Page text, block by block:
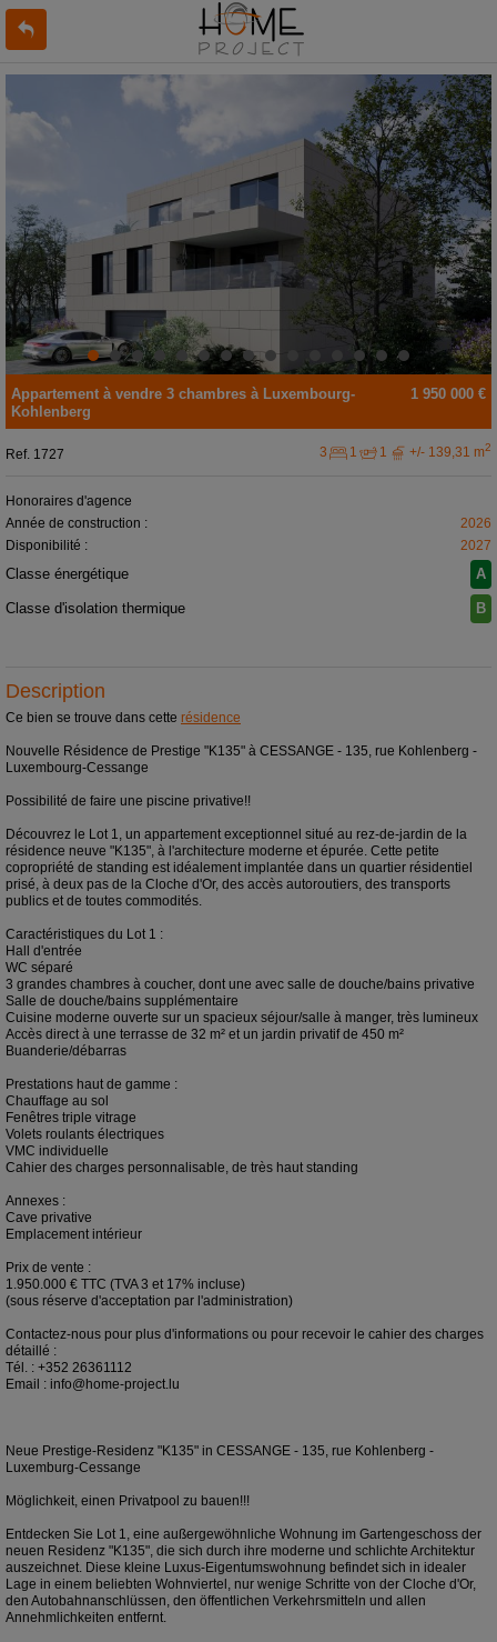
1 950 000 €
Appartement à vendre 3 chambres à Luxembourg-
Kohlenberg
Ref. 1727 3 1 1 +/- 139,31 m2
Honoraires d'agence
Année de construction :
2026
Disponibilité :
2027
Classe énergétique A
Classe d'isolation thermique B
Description
Ce bien se trouve dans cette résidence
Nouvelle Résidence de Prestige "K135" à CESSANGE - 135, rue Kohlenberg -
Luxembourg-Cessange
Possibilité de faire une piscine privative!!
Découvrez le Lot 1, un appartement exceptionnel situé au rez-de-jardin de la
résidence neuve "K135", à l'architecture moderne et épurée. Cette petite
copropriété de standing est idéalement implantée dans un quartier résidentiel
prisé, à deux pas de la Cloche d'Or, des accès autoroutiers, des transports
publics et de toutes commodités.
Caractéristiques du Lot 1 :
Hall d'entrée
WC séparé
3 grandes chambres à coucher, dont une avec salle de douche/bains privative
Salle de douche/bains supplémentaire
Cuisine moderne ouverte sur un spacieux séjour/salle à manger, très lumineux
Accès direct à une terrasse de 32 m² et un jardin privatif de 450 m²
Buanderie/débarras
Prestations haut de gamme :
Chauffage au sol
Fenêtres triple vitrage
Volets roulants électriques
VMC individuelle
Cahier des charges personnalisable, de très haut standing
Annexes :
Cave privative
Emplacement intérieur
Prix de vente :
1.950.000 € TTC (TVA 3 et 17% incluse)
(sous réserve d'acceptation par l'administration)
Contactez-nous pour plus d'informations ou pour recevoir le cahier des charges
détaillé :
Tél. : +352 26361112
Email : info@home-project.lu
Neue Prestige-Residenz "K135" in CESSANGE - 135, rue Kohlenberg -
Luxemburg-Cessange
Möglichkeit, einen Privatpool zu bauen!!!
Entdecken Sie Lot 1, eine außergewöhnliche Wohnung im Gartengeschoss der
neuen Residenz "K135", die sich durch ihre moderne und schlichte Architektur
auszeichnet. Diese kleine Luxus-Eigentumswohnung befindet sich in idealer
Lage in einem beliebten Wohnviertel, nur wenige Schritte von der Cloche d'Or,
den Autobahnanschlüssen, den öffentlichen Verkehrsmitteln und allen
Annehmlichkeiten entfernt.